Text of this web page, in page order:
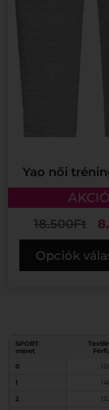
Yao női
18.500Ft
Opciók
SPORT
méret
0
1
2